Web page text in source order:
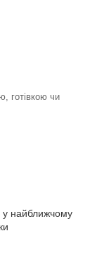
готівкою чи
у найближчому